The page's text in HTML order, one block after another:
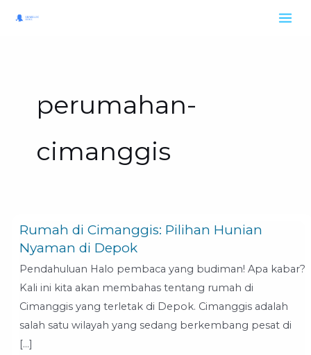
perumahan-
cimanggis
Rumah di Cimanggis: Pilihan Hunian
Nyaman di Depok
Pendahuluan Halo pembaca yang budiman! Apa kabar?
Kali ini kita akan membahas tentang rumah di
Cimanggis yang terletak di Depok. Cimanggis adalah
salah satu wilayah yang sedang berkembang pesat di
[…]
Rumah
di
Cimanggis:
Pilihan
Hunian
Nyaman
di